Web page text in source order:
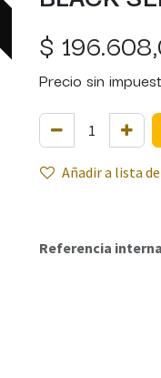
$
Precio sin
Añadir a lista
Referencia